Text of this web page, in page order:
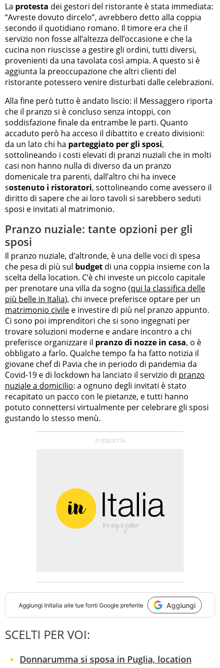
La protesta dei gestori del ristorante è stata immediata:
“Avreste dovuto dircelo”, avrebbero detto alla coppia
secondo il quotidiano romano. Il timore era che il
servizio non fosse all’altezza dell’occasione e che la
cucina non riuscisse a gestire gli ordini, tutti diversi,
provenienti da una tavolata così ampia. A questo si è
aggiunta la preoccupazione che altri clienti del
ristorante potessero venire disturbati dalle celebrazioni.
Alla fine però tutto è andato liscio: il Messaggero riporta
che il pranzo si è concluso senza intoppi, con
soddisfazione finale da entrambe le parti. Quanto
accaduto però ha acceso il dibattito e creato divisioni:
da un lato chi ha parteggiato per gli sposi,
sottolineando i costi elevati di pranzi nuziali che in molti
casi non hanno nulla di diverso da un pranzo
domenicale tra parenti, dall’altro chi ha invece
sostenuto i ristoratori, sottolineando come avessero il
diritto di sapere che ai loro tavoli si sarebbero seduti
sposi e invitati al matrimonio.
Pranzo nuziale: tante opzioni per gli
sposi
Il pranzo nuziale, d’altronde, è una delle voci di spesa
che pesa di più sul budget di una coppia insieme con la
scelta della location. C’è chi investe un piccolo capitale
per prenotare una villa da sogno (qui la classifica delle
più belle in Italia), chi invece preferisce optare per un
matrimonio civile e investire di più nel pranzo appunto.
Ci sono poi imprenditori che si sono ingegnati per
trovare soluzioni moderne e andare incontro a chi
preferisce organizzare il pranzo di nozze in casa, o è
obbligato a farlo. Qualche tempo fa ha fatto notizia il
giovane chef di Pavia che in periodo di pandemia da
Covid-19 e di lockdown ha lanciato il servizio di pranzo
nuziale a domicilio: a ognuno degli invitati è stato
recapitato un pacco con le pietanze, e tutti hanno
potuto connettersi virtualmente per celebrare gli sposi
gustando lo stesso menù.
Aggiungi InItalia alle tue fonti Google preferite Aggiungi
SCELTI PER VOI:
Donnarumma si sposa in Puglia, location